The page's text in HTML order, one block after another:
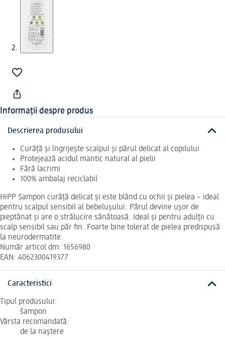
Informații despre produs
Descrierea produsului
Curăță și îngrijește scalpul și părul delicat al copilului
Protejează acidul mantic natural al pielii
Fără lacrimi
100% ambalaj reciclabil
HiPP Sampon curăţă delicat și este blând cu ochii și pielea – ideal
pentru scalpul sensibil al bebelușului. Părul devine ușor de
pieptănat și are o strălucire sănătoasă. Ideal și pentru adulţii cu
scalp sensibil sau păr fin. Foarte bine tolerat de pielea predispusă
la neurodermatite.
Număr articol dm: 1656980
EAN: 4062300419377
Caracteristici
Tipul produsului:
šampon
Vârsta recomandată:
de la naștere